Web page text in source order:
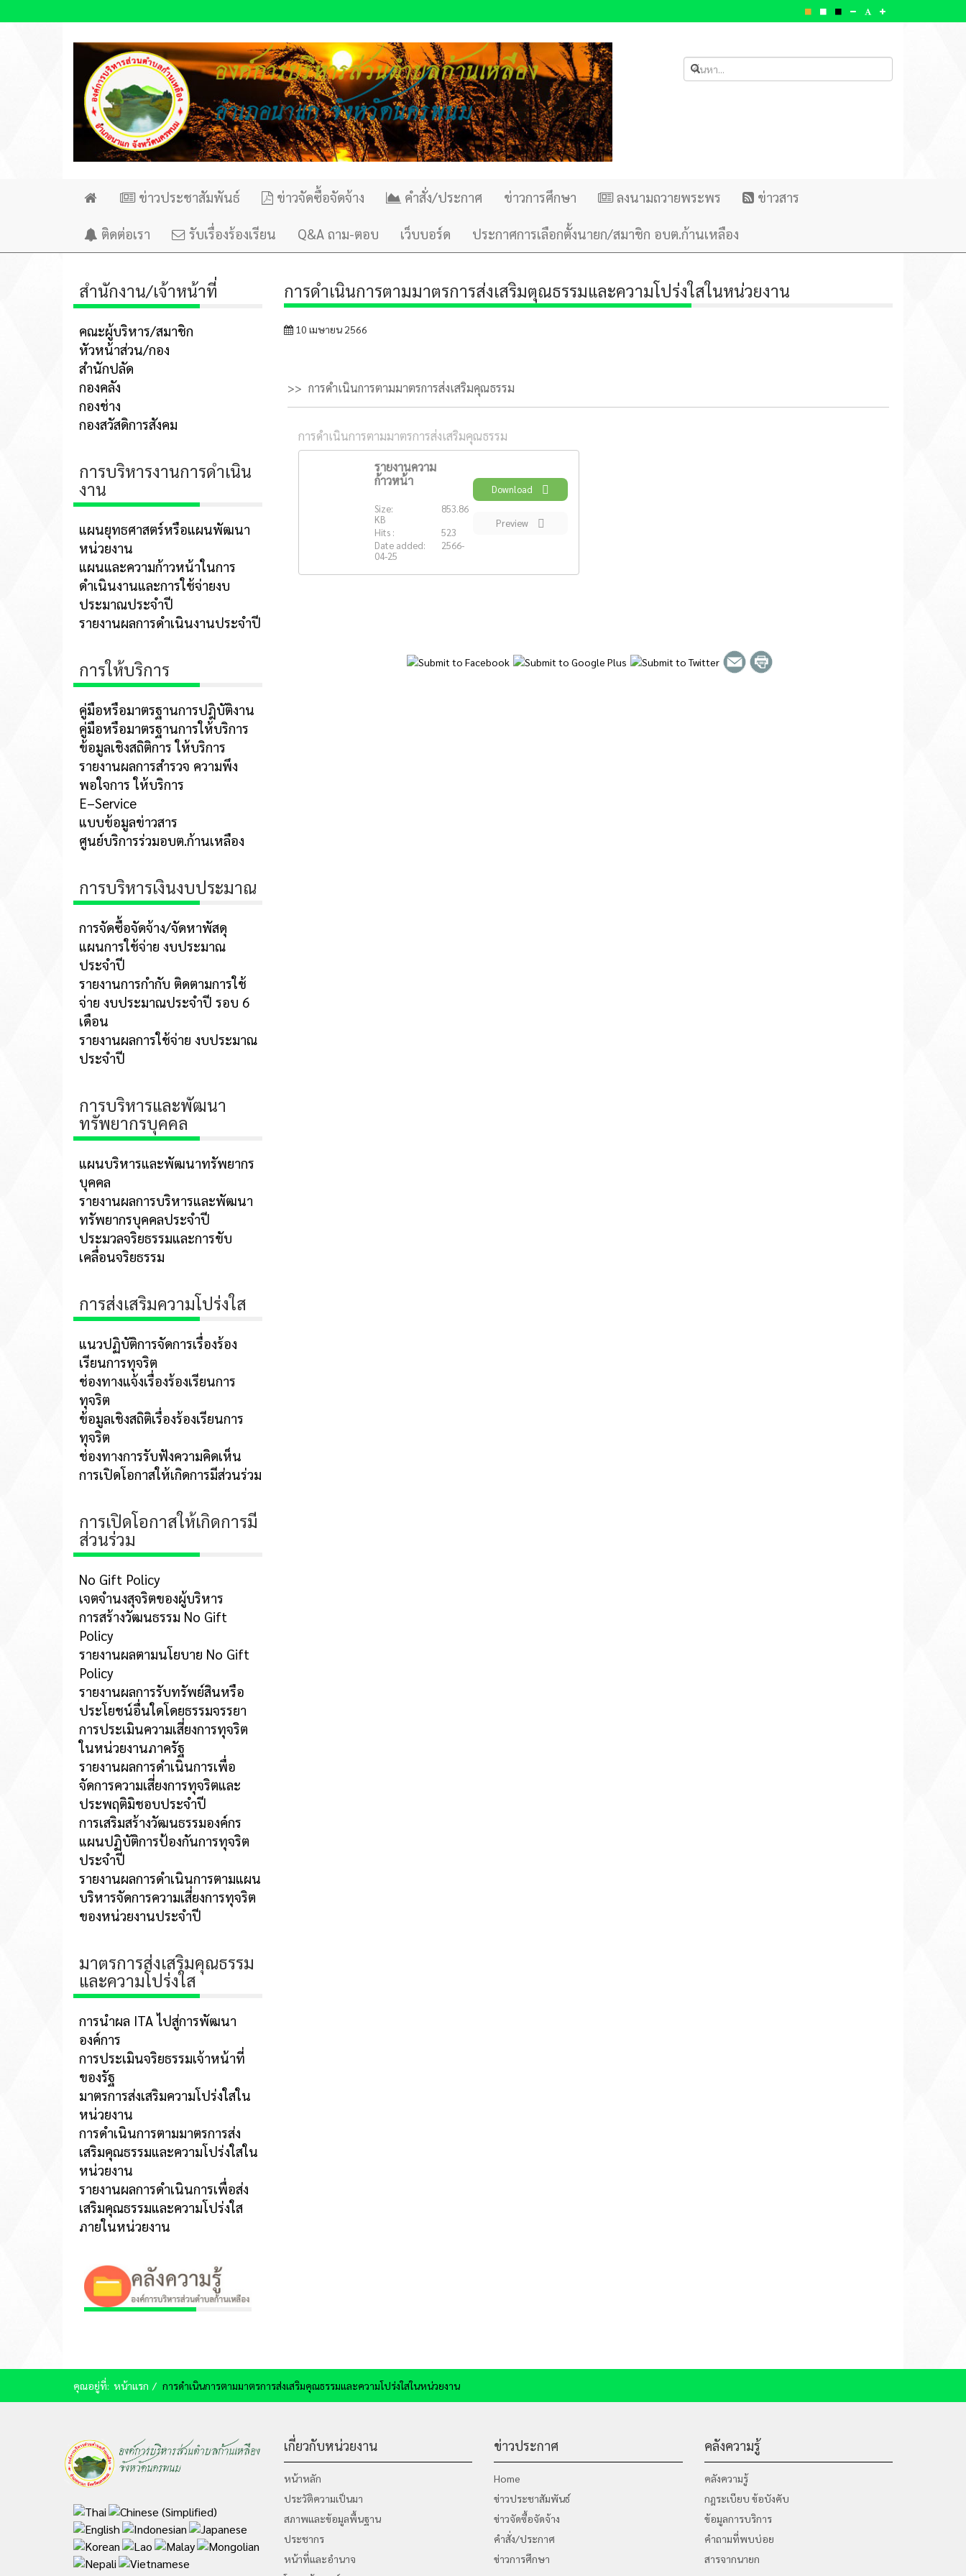
Home
ข่าวประชาสัมพันธ์ ข่าวจัดซื้อจัดจ้าง คำสั่ง/ประกาศ ข่าวการศึกษา ลงนามถวายพระพร ข่าวสาร
ติดต่อเรา รับเรื่องร้องเรียน Q&A ถาม-ตอบ เว็บบอร์ด ประกาศการเลือกตั้งนายก/สมาชิก อบต.ก้านเหลือง
การดำเนินการตามมาตรการส่งเสริมตุณธรรมและความโปร่งใสในหน่วยงาน
10 เมษายน 2566
การดำเนินการตามมาตรการส่งเสริมคุณธรรม
การดำเนินการตามมาตรการส่งเสริมคุณธรรม
รายงานความ
ก้าวหน้า
Size:
853.86
KB
Hits :
523
Date added:
2566-
04-25
Download
Preview
สำนักงาน/เจ้าหน้าที่
คณะผู้บริหาร/สมาชิก
หัวหน้าส่วน/กอง
สำนักปลัด
กองคลัง
กองช่าง
กองสวัสดิการสังคม
การบริหารงานการดำเนิน
งาน
แผนยุทธศาสตร์หรือแผนพัฒนา
หน่วยงาน
แผนและความก้าวหน้าในการ
ดำเนินงานและการใช้จ่ายงบ
ประมาณประจำปี
รายงานผลการดำเนินงานประจำปี
การให้บริการ
คู่มือหรือมาตรฐานการปฎิบัติงาน
คู่มือหรือมาตรฐานการให้บริการ
ข้อมูลเชิงสถิติการ ให้บริการ
รายงานผลการสำรวจ ความพึง
พอใจการ ให้บริการ
E–Service
แบบข้อมูลข่าวสาร
ศูนย์บริการร่วมอบต.ก้านเหลือง
การบริหารเงินงบประมาณ
การจัดซื้อจัดจ้าง/จัดหาพัสดุ
แผนการใช้จ่าย งบประมาณ
ประจำปี
รายงานการกำกับ ติดตามการใช้
จ่าย งบประมาณประจำปี รอบ 6
เดือน
รายงานผลการใช้จ่าย งบประมาณ
ประจำปี
การบริหารและพัฒนา
ทรัพยากรบุคคล
แผนบริหารและพัฒนาทรัพยากร
บุคคล
รายงานผลการบริหารและพัฒนา
ทรัพยากรบุคคลประจำปี
ประมวลจริยธรรมและการขับ
เคลื่อนจริยธรรม
การส่งเสริมความโปร่งใส
แนวปฏิบัติการจัดการเรื่องร้อง
เรียนการทุจริต
ช่องทางแจ้งเรื่องร้องเรียนการ
ทุจริต
ข้อมูลเชิงสถิติเรื่องร้องเรียนการ
ทุจริต
ช่องทางการรับฟังความคิดเห็น
การเปิดโอกาสให้เกิดการมีส่วนร่วม
การเปิดโอกาสให้เกิดการมี
ส่วนร่วม
No Gift Policy
เจตจำนงสุจริตของผู้บริหาร
การสร้างวัฒนธรรม No Gift
Policy
รายงานผลตามนโยบาย No Gift
Policy
รายงานผลการรับทรัพย์สินหรือ
ประโยชน์อื่นใดโดยธรรมจรรยา
การประเมินความเสี่ยงการทุจริต
ในหน่วยงานภาครัฐ
รายงานผลการดำเนินการเพื่อ
จัดการความเสี่ยงการทุจริตและ
ประพฤติมิชอบประจำปี
การเสริมสร้างวัฒนธรรมองค์กร
แผนปฏิบัติการป้องกันการทุจริต
ประจำปี
รายงานผลการดำเนินการตามแผน
บริหารจัดการความเสี่ยงการทุจริต
ของหน่วยงานประจำปี
มาตรการส่งเสริมคุณธรรม
และความโปร่งใส
การนำผล ITA ไปสู่การพัฒนา
องค์การ
การประเมินจริยธรรมเจ้าหน้าที่
ของรัฐ
มาตรการส่งเสริมความโปร่งใสใน
หน่วยงาน
การดำเนินการตามมาตรการส่ง
เสริมคุณธรรมและความโปร่งใสใน
หน่วยงาน
รายงานผลการดำเนินการเพื่อส่ง
เสริมคุณธรรมและความโปร่งใส
ภายในหน่วยงาน
คุณอยู่ที่: หน้าแรก การดำเนินการตามมาตรการส่งเสริมคุณธรรมและความโปร่งใสในหน่วยงาน
เกี่ยวกับหน่วยงาน
หน้าหลัก
ประวัติความเป็นมา
สภาพและข้อมูลพื้นฐาน
ประชากร
หน้าที่และอำนาจ
ข่าวประกาศ
Home
ข่าวประชาสัมพันธ์
ข่าวจัดซื้อจัดจ้าง
คำสั่ง/ประกาศ
ข่าวการศึกษา
คลังความรู้
คลังความรู้
กฎระเบียบ ข้อบังคับ
ข้อมูลการบริการ
คำถามที่พบบ่อย
สารจากนายก